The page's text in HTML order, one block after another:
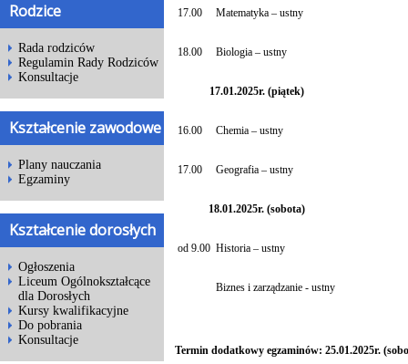
Rodzice
Rada rodziców
Regulamin Rady Rodziców
Konsultacje
Kształcenie zawodowe
Plany nauczania
Egzaminy
Kształcenie dorosłych
Ogłoszenia
Liceum Ogólnokształcące
dla Dorosłych
Kursy kwalifikacyjne
Do pobrania
Konsultacje
17.00 Matematyka – ustny
18.00 Biologia – ustny
17.01.2025r. (piątek)
16.00 Chemia – ustny
17.00 Geografia – ustny
18.01.2025r. (sobota)
od 9.00 Historia – ustny
Biznes i zarządzanie - ustny
Termin dodatkowy egzaminów: 25.01.2025r.